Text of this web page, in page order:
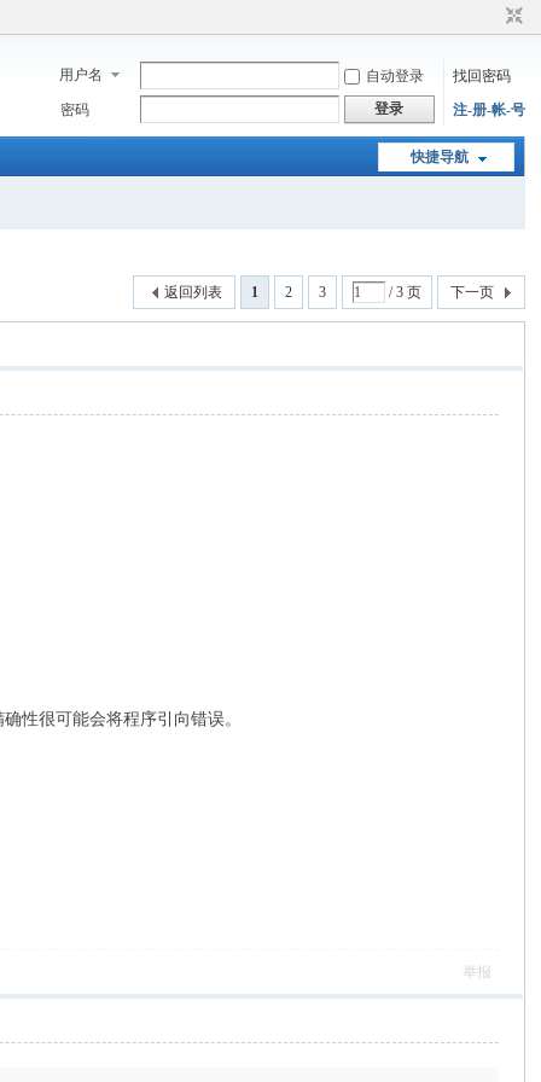
用户名 自动登录
找回密码
密码
登录 注-册-帐-号
快捷导航
1 2 3 / 3 页 下一页
返回列表
性很可能会将程序引向错误。
举报